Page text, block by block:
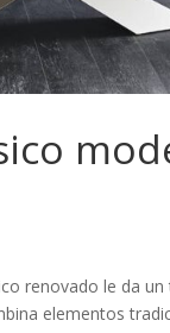
renovado le da
elementos